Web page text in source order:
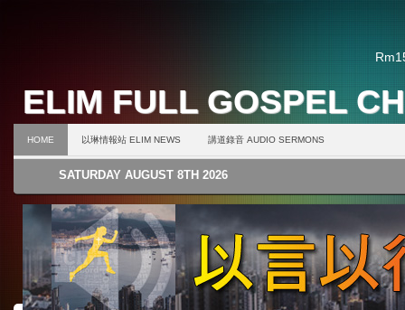
ELIM FULL GOSPEL
HOME 以琳情報站 ELIM NEWS 講道錄音 AUDIO SERMONS
SATURDAY AUGUST 8TH 2026